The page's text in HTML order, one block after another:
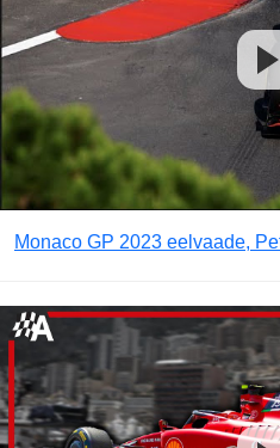
Monaco GP 2023 eelvaade,